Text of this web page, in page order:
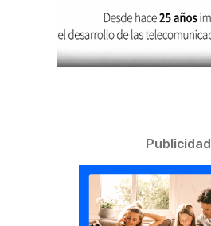
Publicidad